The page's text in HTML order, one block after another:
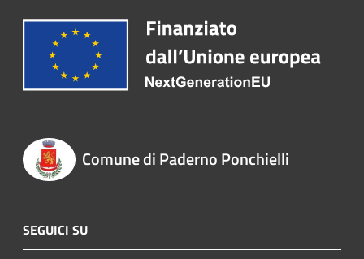
Comune di Paderno Ponchielli
SEGUICI SU